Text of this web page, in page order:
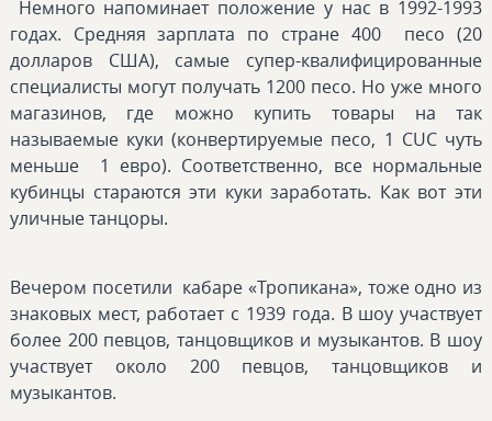
Немного напоминает положение у нас в 1992-1993
годах. Средняя зарплата по стране 400 песо (20
долларов США), самые супер-квалифицированные
специалисты могут получать 1200 песо. Но уже много
магазинов, где можно купить товары на так
называемые куки (конвертируемые песо, 1 CUC чуть
меньше 1 евро). Соответственно, все нормальные
кубинцы стараются эти куки заработать. Как вот эти
уличные танцоры.
Вечером посетили кабаре «Тропикана», тоже одно из
знаковых мест, работает с 1939 года. В шоу участвует
более 200 певцов, танцовщиков и музыкантов. В шоу
участвует около 200 певцов, танцовщиков и
музыкантов.